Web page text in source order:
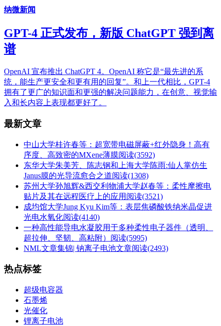
纳微新闻
GPT-4 正式发布，新版 ChatGPT 强到离
谱
OpenAI 宣布推出 ChatGPT 4。OpenAI 称它是“最先进的系
统，能生产更安全和更有用的回复”。和上一代相比，GPT-4
拥有了更广的知识面和更强的解决问题能力，在创意、视觉输
入和长内容上表现都更好了。
最新文章
中山大学桂许春等：超宽带电磁屏蔽+红外隐身！高有
序度、高致密的MXene薄膜阅读(3592)
东华大学朱美芳、陈志钢和上海大学陈雨:仙人掌仿生
Janus膜的光导流愈合之道阅读(1308)
苏州大学孙旭辉&西交利物浦大学赵春等：柔性摩擦电
贴片及其在远程医疗上的应用 阅读(3521)
成均馆大学Jung Kyu Kim等：表层焦磷酸铁纳米晶促进
光电水氧化阅读(4140)
一种高性能导电水凝胶用于多种柔性电子器件（透明、
超拉伸、坚韧、高粘附） 阅读(5995)
NML文章集锦| 钠离子电池文章阅读(2493)
热点标签
超级电容器
石墨烯
光催化
锂离子电池